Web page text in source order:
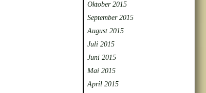
Oktober 2015
September 2015
August 2015
Juli 2015
Juni 2015
Mai 2015
April 2015